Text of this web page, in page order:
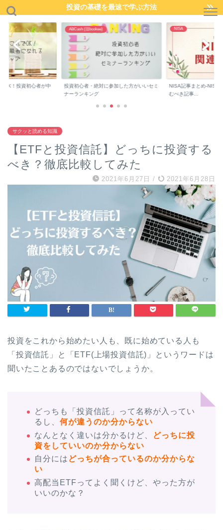
投資の基礎を最速で学ぶ方法
OK！投資初心者が中
ABCash (旧bookee)
投資初心者・絶対に参加した方がいいセミ
ナーランキング
NISA
NISA記事まとめ-NISA
むべき記事...
サクッと読める知識
【ETFと投資信託】どっちに投資する
べき？徹底比較してみた
2021年6月27日 / 2021年6月28日
投資をこれから始めたい人も、既に始めている人も
「投資信託」と「ETF(上場投資信託)」というワードは
聞いたことあるのではないでしょうか。
どっちも「投資信託」って名称が入ってい
るし、 何が違うのか分からない
なんとなく違いは分かるけど、
どっちに投
資をしていいのか分からない
自分には どっちが合っているのか分からな
い
高配当ETFってよく聞くけど、やった方が
いいのかな？